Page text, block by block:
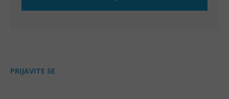
PRIJAVITE SE